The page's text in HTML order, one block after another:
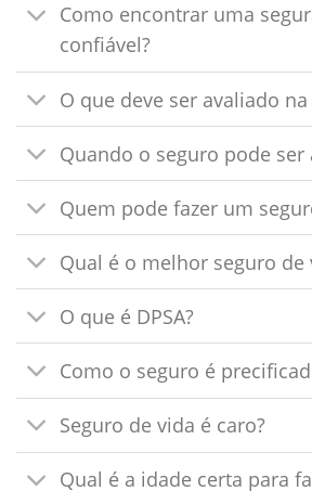
Como encontrar uma
confiável?
O que deve ser avaliado
Quando o seguro pode ser
Quem pode fazer um
Qual é o melhor seguro de
O que é DPSA?
Como o seguro é
Seguro de vida é caro?
Qual é a idade certa para